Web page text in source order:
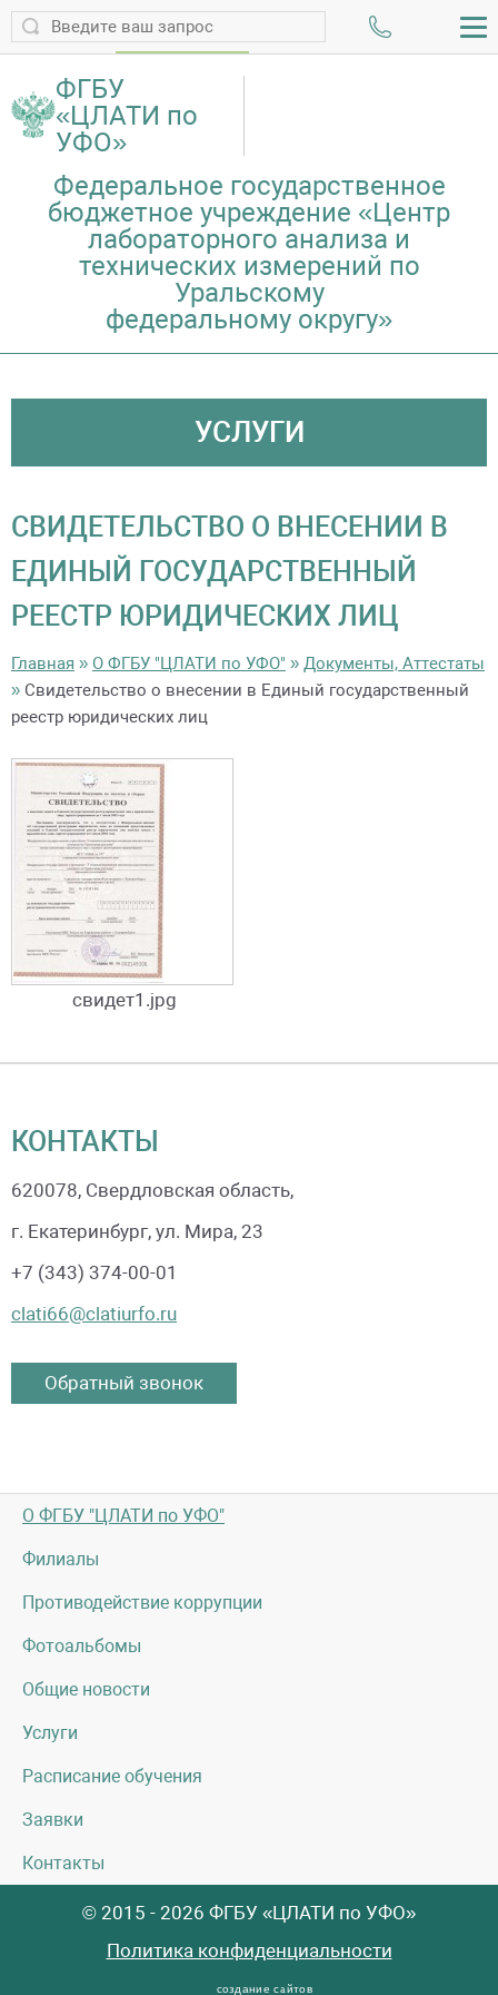
ФГБУ
«ЦЛАТИ по
УФО»
Федеральное государственное
бюджетное учреждение «Центр
лабораторного анализа и
технических измерений по
Уральскому
федеральному округу»
УСЛУГИ
СВИДЕТЕЛЬСТВО О ВНЕСЕНИИ В
ЕДИНЫЙ ГОСУДАРСТВЕННЫЙ
РЕЕСТР ЮРИДИЧЕСКИХ ЛИЦ
Главная » О ФГБУ "ЦЛАТИ по УФО" » Документы, Аттестаты
» Свидетельство о внесении в Единый государственный
реестр юридических лиц
свидет1.jpg
КОНТАКТЫ
620078, Свердловская область,
г. Екатеринбург, ул. Мира, 23
+7 (343) 374-00-01
clati66@clatiurfo.ru
Обратный звонок
О ФГБУ "ЦЛАТИ по УФО"
Филиалы
Противодействие коррупции
Фотоальбомы
Общие новости
Услуги
Расписание обучения
Заявки
Контакты
© 2015 - 2026 ФГБУ «ЦЛАТИ по УФО»
Политика конфиденциальности
создание сайтов